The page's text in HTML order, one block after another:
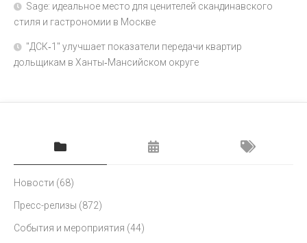
Sage: идеальное место для ценителей скандинавского
стиля и гастрономии в Москве
"ДСК‑1" улучшает показатели передачи квартир
дольщикам в Ханты‑Мансийском округе
Новости (68)
Пресс-релизы (872)
События и мероприятия (44)